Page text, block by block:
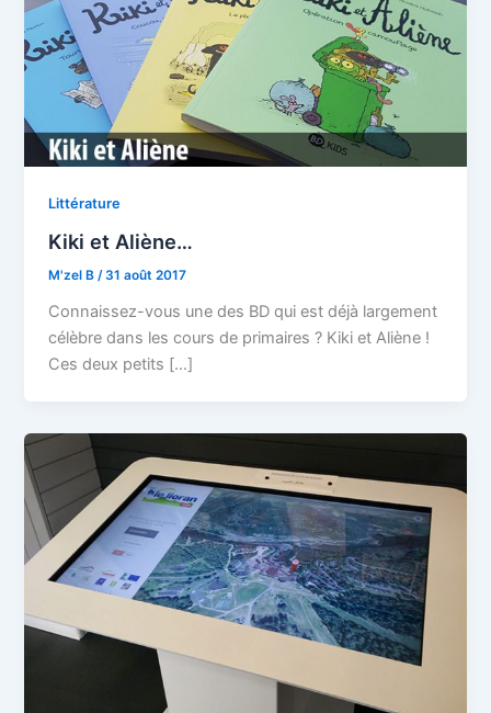
Littérature
Kiki et Aliène…
M'zel B/31 août 2017
Connaissez-vous une des BD qui est déjà largement
célèbre dans les cours de primaires ? Kiki et Aliène !
Ces deux petits […]